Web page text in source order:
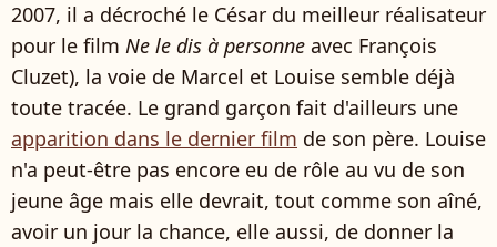
2007, il a décroché le César du meilleur réalisateur
pour le film Ne le dis à personne avec François
Cluzet), la voie de Marcel et Louise semble déjà
toute tracée. Le grand garçon fait d'ailleurs une
apparition dans le dernier film de son père. Louise
n'a peut-être pas encore eu de rôle au vu de son
jeune âge mais elle devrait, tout comme son aîné,
avoir un jour la chance, elle aussi, de donner la